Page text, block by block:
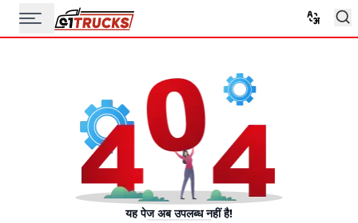
यह पेज अब उपलब्ध नहीं है!